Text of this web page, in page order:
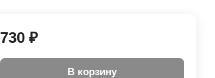
730 ₽
В корзину